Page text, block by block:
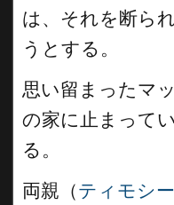
は、それを断ら
うとする。
思い留まったマ
の家に止まって
る。
両親（ティモシ